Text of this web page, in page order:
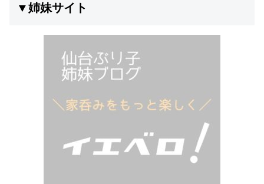
▼姉妹サイト